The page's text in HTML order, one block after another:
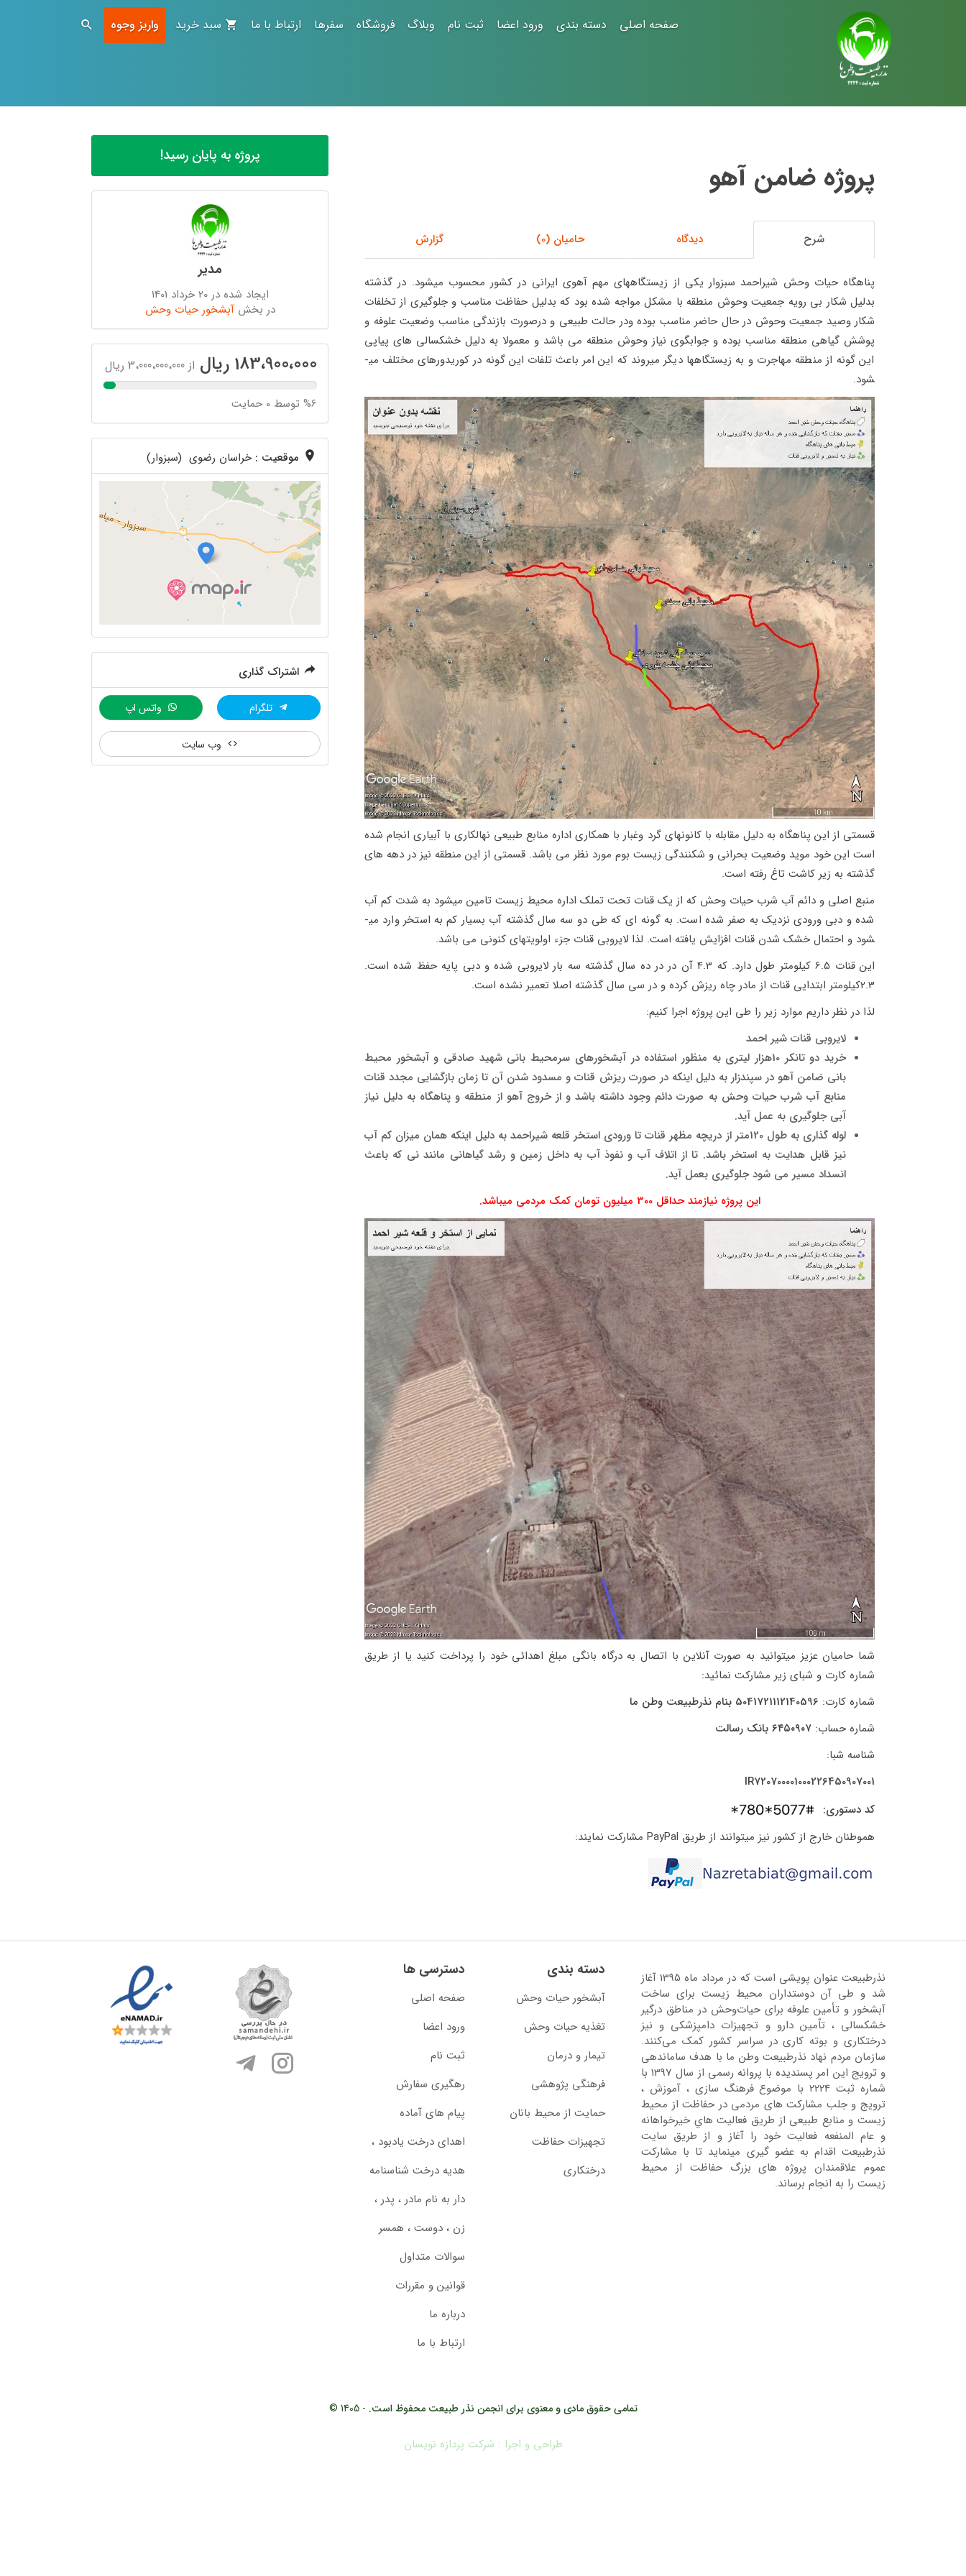
صفحه اصلی دسته بندی ورود اعضا ثبت نام وبلاگ فروشگاه سفرها ارتباط با ما سبد خرید واریز وجوه
پروژه ضامن آهو
شرح دیدگاه حامیان (0) گزارش
پناهگاه حیات وحش شیراحمد سبزوار یکی از زیستگاه­های مهم آهوی ایرانی در کشور محسوب می­شود. در گذشته
بدلیل شکار بی رویه جمعیت وحوش منطقه با مشکل مواجه شده بود که بدلیل حفاظت مناسب و جلوگیری از تخلفات
شکار وصید جمعیت وحوش در حال حاضر مناسب بوده ودر حالت طبیعی و درصورت بازندگی مناسب وضعیت علوفه و
پوشش گیاهی منطقه مناسب بوده و جوابگوی نیاز وحوش منطقه می باشد و معمولا به دلیل خشکسالی های پیاپی
این گونه از منطقه مهاجرت و به زیستگاه­ها دیگر می­روند که این امر باعث تلفات این گونه در کوریدورهای مختلف می­
شود.
قسمتی از این پناهگاه به دلیل مقابله با کانون­های گرد وغبار با همکاری اداره منابع طبیعی نهالکاری با آبیاری انجام شده
است این خود موید وضعیت بحرانی و شکنندگی زیست بوم مورد نظر می باشد. قسمتی از این منطقه نیز در دهه­ های
گذشته به زیر کاشت تاغ رفته است.
منبع اصلی و دائم آب شرب حیات وحش که از یک قنات تحت تملک اداره محیط زیست تامین می­شود به شدت کم آب
شده و دبی ورودی نزدیک به صفر شده است. به گونه ­ای که طی دو سه سال گذشته آب بسیار کم به استخر وارد می­
شود و احتمال خشک شدن قنات افزایش یافته است. لذا لایروبی قنات جزء اولویت­های کنونی می باشد.
این قنات 6.5 کیلومتر طول دارد. که 4.3 آن در در ده سال گذشته سه بار لایروبی شده و دبی پایه حفظ شده است.
2.3کیلومتر ابتدایی قنات از مادر چاه ریزش کرده و در سی سال گذشته اصلا تعمیر نشده است.
لذا در نظر داریم موارد زیر را طی این پروژه اجرا کنیم:
لایروبی قنات شیر احمد
خرید دو تانکر 10هزار لیتری به منظور استفاده در آبشخورهای سرمحیط بانی شهید صادقی و آبشخور محیط
بانی ضامن آهو در سپندزار به دلیل اینکه در صورت ریزش قنات و مسدود شدن آن تا زمان بازگشایی مجدد قنات
منابع آب شرب حیات وحش به صورت دائم وجود داشته باشد و از خروج آهو از منطقه و پناهگاه به دلیل نیاز
آبی جلوگیری به عمل آید.
لوله گذاری به طول 120متر از دریچه مظهر قنات تا ورودی استخر قلعه شیراحمد به دلیل اینکه همان میزان کم آب
نیز قابل هدایت به استخر باشد. تا از اتلاف آب و نفوذ آب به داخل زمین و رشد گیاهانی مانند نی که باعث
انسداد مسیر می شود جلوگیری بعمل آید.
این پروژه نیازمند حداقل 300 میلیون تومان کمک مردمی میباشد.
شما حامیان عزیز میتوانید به صورت آنلاین با اتصال به درگاه بانگی مبلغ اهدائی خود را پرداخت کنید یا از طریق
شماره کارت و شبای زیر مشارکت نمائید:
شماره کارت: 5041721112140596 بنام نذرطبیعت وطن ما
شماره حساب: ۶۴۵٠٩٠٧ بانک رسالت
شناسه شبا:
IR720700001000226450907001
کد دستوری:
هموطنان خارج از کشور نیز میتوانند از طریق PayPal مشارکت نمایند:
پروژه به پایان رسید!
مدیر
ایجاد شده در 20 خرداد 1401
در بخشآبشخور حیات وحش
183،900،000 ریال از 3،000،000،000 ریال
%6 توسط 0 حمایت
موقعیت : خراسان رضوی (سبزوار)
اشتراک گذاری
تلگرام واتس اپ
وب سایت
نذرطبیعت عنوان پویشی است که در مرداد ماه 1395 آغاز
شد و طی آن دوستداران محیط زیست برای ساخت
آبشخور و تأمین علوفه برای حیات‌وحش در مناطق درگیر
خشکسالی ، تاٌمین دارو و تجهیزات دامپزشکی و نیز
درختکاری و بوته کاری در سراسر کشور کمک می‌کنند.
سازمان مردم نهاد نذرطبیعت وطن ما با هدف ساماندهی
و ترویج این امر پسندیده با پروانه رسمی از سال 1397 با
شماره ثبت 2224 با موضوع فرهنگ سازی ، آموزش ،
ترویج و جلب مشارکت های مردمی در حفاظت از محیط
زیست و منابع طبیعی از طریق فعالیت هاي خیرخواهانه
و عام المنفعه فعالیت خود را آغاز و از طریق سایت
نذرطبیعت اقدام به عضو گیری مینماید تا با مشارکت
عموم علاقمندان پروژه های بزرگ حفاظت از محیط
زیست را به انجام برساند.
دسته بندی
آبشخور حیات وحش
تغذیه حیات وحش
تیمار و درمان
فرهنگی پژوهشی
حمایت از محیط بانان
تجهیزات حفاظت
درختکاری
دسترسی ها
صفحه اصلی
ورود اعضا
ثبت نام
رهگیری سفارش
پیام های آماده
اهدای درخت یادبود ،‌
هدیه درخت شناسنامه
دار به نام مادر ، پدر ،
زن ، دوست ، همسر
سوالات متداول
قوانین و مقررات
درباره ما
ارتباط با ما
تمامی حقوق مادی و معنوی برای انجمن نذر طبیعت محفوظ است. - 1405 ©
طراحی و اجرا : شرکت پردازه نویسان